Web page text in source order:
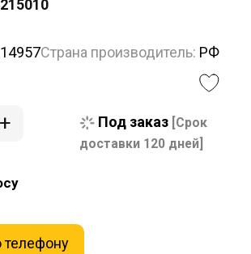
Страна производитель: РФ
+ Под заказ [Срок
доставки 120 дней]
телефону